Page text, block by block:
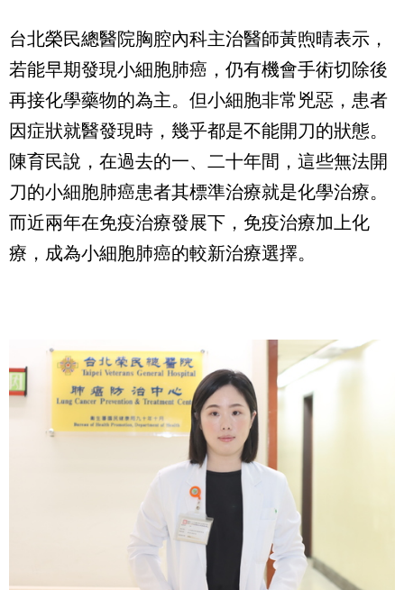
台北榮民總醫院胸腔內科主治醫師黃煦晴表示，
若能早期發現小細胞肺癌，仍有機會手術切除後
再接化學藥物的為主。但小細胞非常兇惡，患者
因症狀就醫發現時，幾乎都是不能開刀的狀態。
陳育民說，在過去的一、二十年間，這些無法開
刀的小細胞肺癌患者其標準治療就是化學治療。
而近兩年在免疫治療發展下，免疫治療加上化
療，成為小細胞肺癌的較新治療選擇。